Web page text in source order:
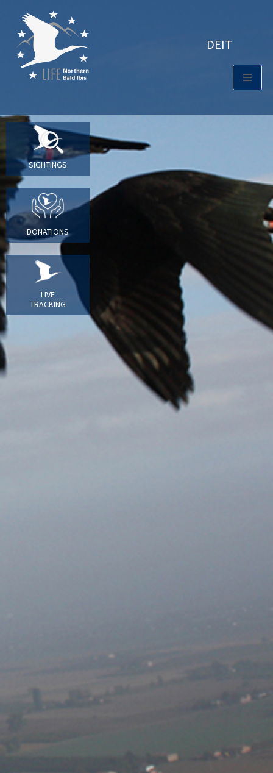
DEIT
SIGHTINGS
DONATIONS
LIVE
TRACKING